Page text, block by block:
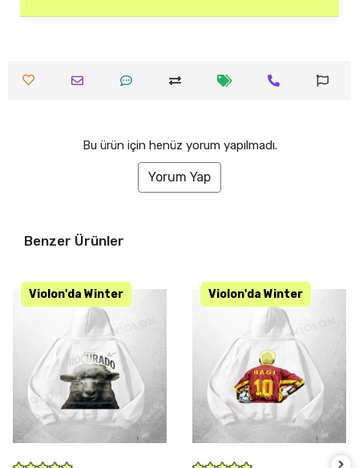
Bu ürün için henüz yorum yapılmadı.
Yorum Yap
Benzer Ürünler